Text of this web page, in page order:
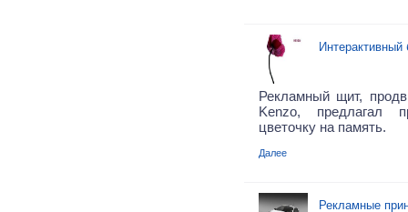
Рекламный щит,
Kenzo, предлагал
цветочку на память.
Далее
Рекламные